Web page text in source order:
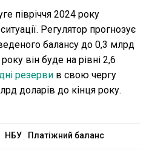
півріччя 2024 року
Регулятор прогнозує
балансу до 0,3 млрд
він буде на рівні 2,6
резерви в свою чергу
доларів до кінця року.
НБУ Платіжний баланс